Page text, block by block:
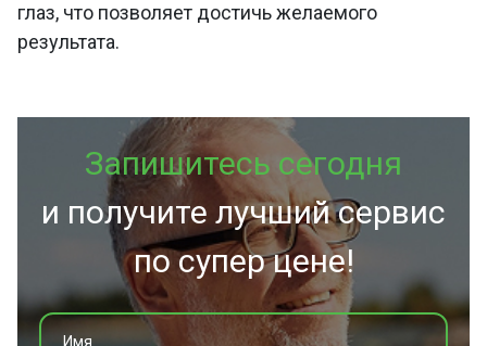
глаз, что позволяет достичь желаемого
результата.
Запишитесь сегодня
и получите лучший сервис
по супер цене!